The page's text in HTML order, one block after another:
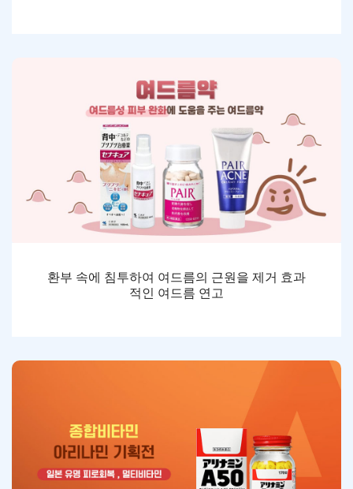
환부 속에 침투하여 여드름의 근원을 제거 효과
적인 여드름 연고